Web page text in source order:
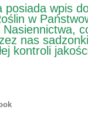
posiada wpis
w
nas
kontroli